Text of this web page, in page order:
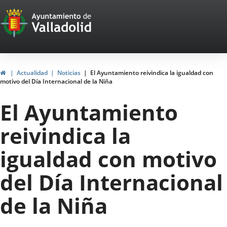
Portal
Web
del
Ayuntamiento
de
Valladolid
InicioActualidad Noticias
El Ayuntamiento reivindica la igualdad con
motivo del Día Internacional de la Niña
El Ayuntamiento
reivindica la
igualdad con motivo
del Día Internacional
de la Niña